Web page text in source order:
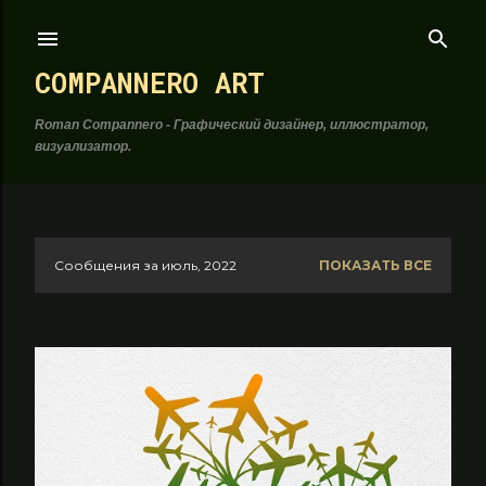
COMPANNERO ART
Roman Compannero - Графический дизайнер, иллюстратор,
визуализатор.
ССообщения за июль, 2022 ПОКАЗАТЬ ВСЕ